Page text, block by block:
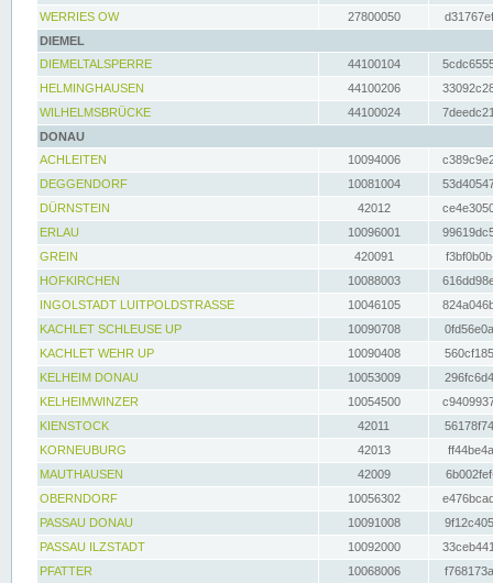
WERRIES OW
27800050
DIEMEL
DIEMELTALSPERRE
44100104
HELMINGHAUSEN
44100206
WILHELMSBRÜCKE
44100024
DONAU
ACHLEITEN
10094006
DEGGENDORF
10081004
DÜRNSTEIN
42012
ERLAU
10096001
GREIN
420091
HOFKIRCHEN
10088003
INGOLSTADT LUITPOLDSTRASSE
10046105
KACHLET SCHLEUSE UP
10090708
KACHLET WEHR UP
10090408
KELHEIM DONAU
10053009
KELHEIMWINZER
10054500
KIENSTOCK
42011
KORNEUBURG
42013
MAUTHAUSEN
42009
OBERNDORF
10056302
PASSAU DONAU
10091008
PASSAU ILZSTADT
10092000
PFATTER
10068006